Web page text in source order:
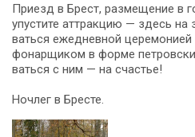
При­езд в Брест, раз­ме­ще­ние в
упустите аттракцию — здесь
вать­ся еже­днев­ной
фо­нар­щи­ком в фор­ме
вать­ся с ним — на сча­стье!
Ноч­лег в Бре­сте.